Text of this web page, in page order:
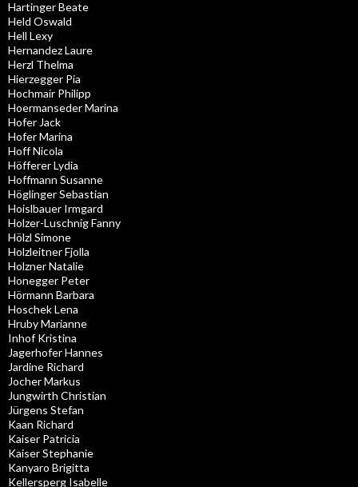
Hartinger Beate
Held Oswald
Hell Lexy
Hernandez Laure
Herzl Thelma
Hierzegger Pia
Hochmair Philipp
Hoermanseder Marina
Hofer Jack
Hofer Marina
Hoff Nicola
Höfferer Lydia
Hoffmann Susanne
Höglinger Sebastian
Hoislbauer Irmgard
Holzer-Luschnig Fanny
Hölzl Simone
Holzleitner Fjolla
Holzner Natalie
Honegger Peter
Hörmann Barbara
Hoschek Lena
Hruby Marianne
Inhof Kristina
Jagerhofer Hannes
Jardine Richard
Jocher Markus
Jungwirth Christian
Jürgens Stefan
Kaan Richard
Kaiser Patricia
Kaiser Stephanie
Kanyaro Brigitta
Kellersperg Isabelle